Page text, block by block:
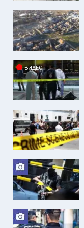
ВИДЕО